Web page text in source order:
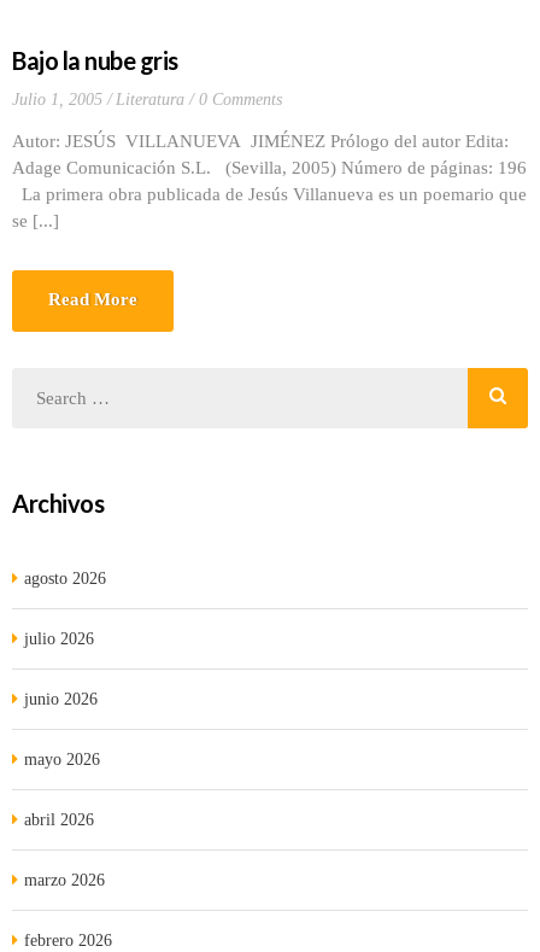
Bajo la nube gris
Julio 1, 2005 Literatura 0 Comments
Autor: JESÚS VILLANUEVA JIMÉNEZ Prólogo del autor Edita:
Adage Comunicación S.L. (Sevilla, 2005) Número de páginas: 196
La primera obra publicada de Jesús Villanueva es un poemario que
se [...]
Read More
Archivos
agosto 2026
julio 2026
junio 2026
mayo 2026
abril 2026
marzo 2026
febrero 2026